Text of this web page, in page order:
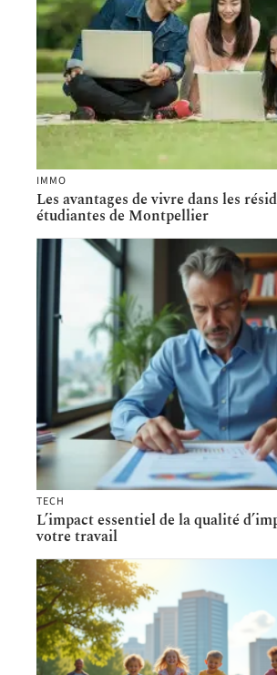
IMMO
Les avantages de vivre dans les
étudiantes de Montpellier
TECH
L’impact essentiel de la qualité
votre travail